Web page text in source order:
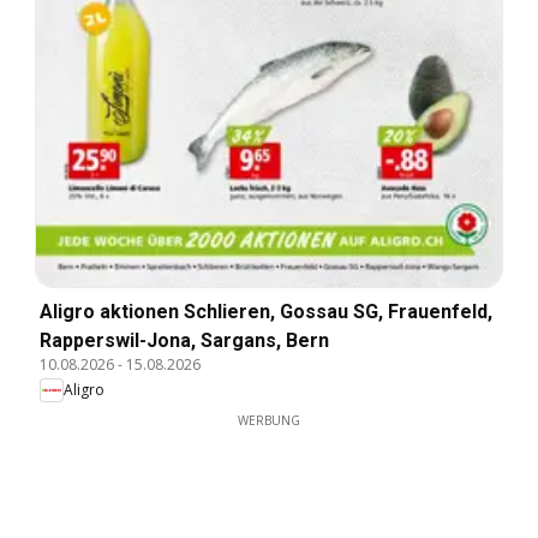
Aligro aktionen Schlieren, Gossau SG, Frauenfeld,
Rapperswil-Jona, Sargans, Bern
10.08.2026- 15.08.2026
Aligro
WERBUNG